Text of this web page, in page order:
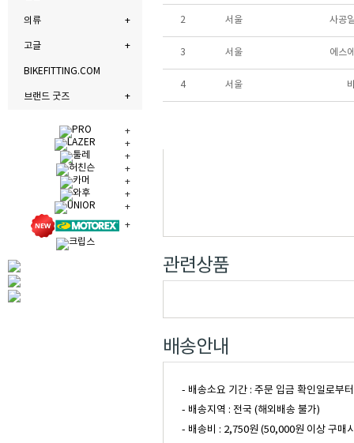
의류
고글
BIKEFITTING.COM
브랜드 굿즈
2 서울 사공
3 서울 에스
4 서울
관련상품
배송안내
- 배송소요 기간 : 주문 입금 확인일로부
- 배송지역 : 전국 (해외배송 불가)
- 배송비 : 2,750원 (50,000원 이상 구매